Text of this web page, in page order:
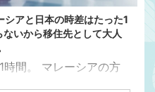
アと日本の時差はたった1
いから移住先として大人
時間。 マレーシアの方